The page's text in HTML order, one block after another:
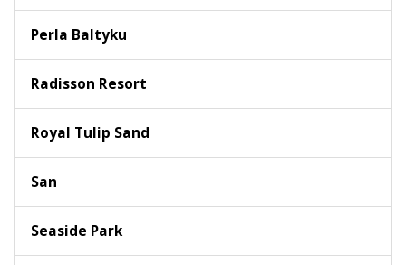
Perla Baltyku
Radisson Resort
Royal Tulip Sand
San
Seaside Park